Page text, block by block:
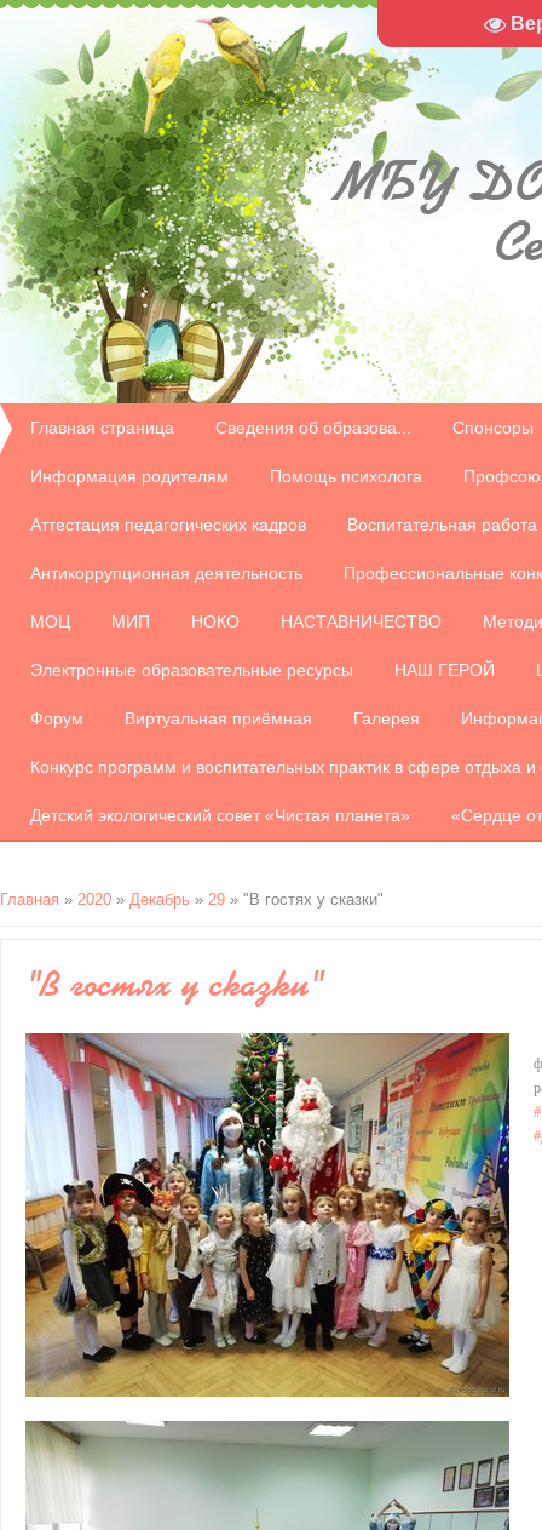
МБУ
Главная страница Сведения об образова... Спонсоры
Информация родителям Помощь психолога
Аттестация педагогических кадров Воспитательная работа
Антикоррупционная деятельность Профессиональные
МОЦ МИП НОКО НАСТАВНИЧЕСТВО
Электронные образовательные ресурсы НАШ ГЕРОЙ
Форум Виртуальная приёмная Галерея
Конкурс программ и воспитательных практик в сфере отдыха
Детский экологический совет «Чистая планета» «Сердце
Главная » 2020 » Декабрь » 29 » "В гостях у сказки"
"В гостях у сказки"